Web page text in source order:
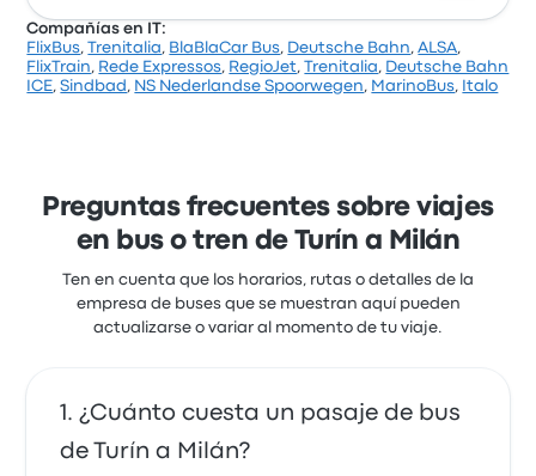
minutos. Autolinee Federico ofrece una solución
rentable para llegar a donde necesitas estar.
Arriva ofrece 15 buses diarios de Turín a Milán.
Aunque el precio promedio de este viaje es de
Compañías en IT:
FlixBus,Trenitalia, BlaBlaCar Bus, Deutsche Bahn,ALSA,
FlixTrain, Rede Expressos, RegioJet,Trenitalia, Deutsche Bahn
ICE,Sindbad , NS Nederlandse Spoorwegen, MarinoBus, Italo
Preguntas frecuentes sobre viajes
en bus o tren de Turín a Milán
Ten en cuenta que los horarios, rutas o detalles de la
empresa de buses que se muestran aquí pueden
actualizarse o variar al momento de tu viaje.
¿Cuánto cuesta un pasaje de bus
de Turín a Milán?